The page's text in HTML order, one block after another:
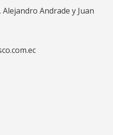
Andrade y Juan